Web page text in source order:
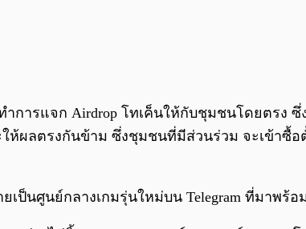
ทำการแจก Airdrop โทเค็นให้กับชุมชนโดยตร
ให้ผลตรงกันข้าม ซึ่งชุมชนที่มีส่วนร่วม จะเข้าซื้
ยเป็นศูนย์กลางเกมรุ่นใหม่บน Telegram ที่มาพ